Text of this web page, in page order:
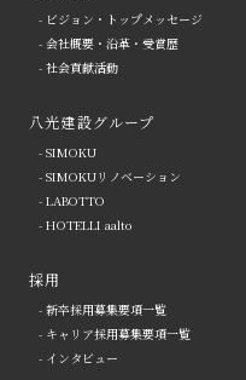
八光建設の強み
会社情報
八光建設グループ
採用
イベント
事例紹介
- ビジョン・トップメッセージ
- 会社概要・沿革・受賞歴
- 社会貢献活動
八光建設グループ
- SIMOKU
- SIMOKUリノベーション
- LABOTTO
- HOTELLI aalto
採用
- 新卒採用募集要項一覧
- キャリア採用募集要項一覧
- インタビュー